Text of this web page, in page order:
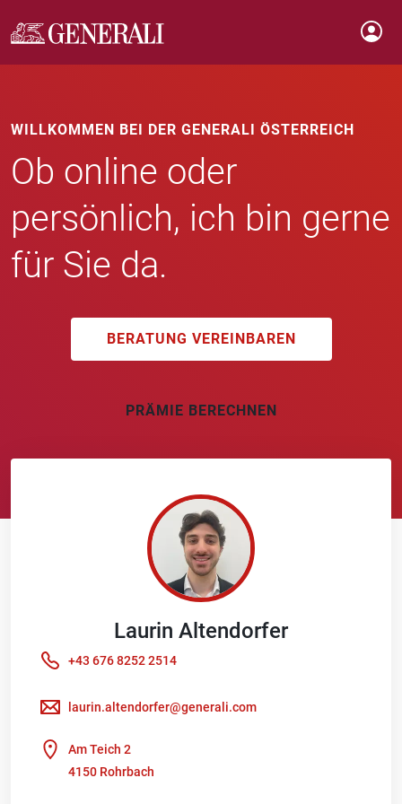
WILLKOMMEN BEI DER GENERALI ÖSTERREICH
Ob online oder
persönlich, ich bin gerne
für Sie da.
BERATUNG VEREINBAREN
PRÄMIE BERECHNEN
Laurin Altendorfer
+43 676 8252 2514
laurin.altendorfer@generali.com
Am Teich 2
4150 Rohrbach